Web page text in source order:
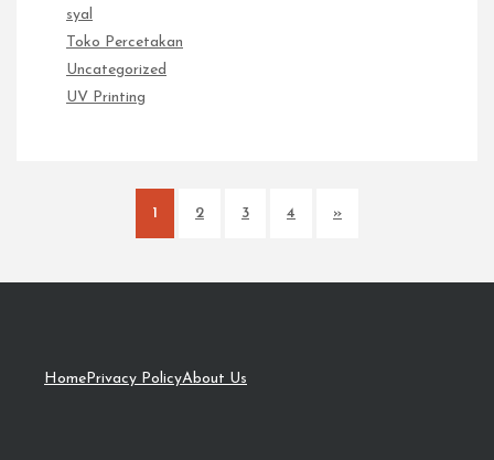
syal
Toko Percetakan
Uncategorized
UV Printing
1 2 3 4 »
HomePrivacy PolicyAbout Us